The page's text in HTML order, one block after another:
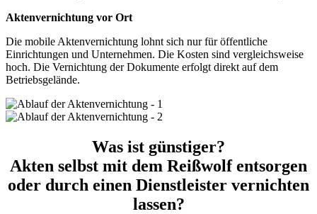
Aktenvernichtung vor Ort
Die mobile Aktenvernichtung lohnt sich nur für öffentliche
Einrichtungen und Unternehmen. Die Kosten sind vergleichsweise
hoch. Die Vernichtung der Dokumente erfolgt direkt auf dem
Betriebsgelände.
Was ist günstiger?
Akten selbst mit dem Reißwolf entsorgen
oder durch einen Dienstleister vernichten
lassen?